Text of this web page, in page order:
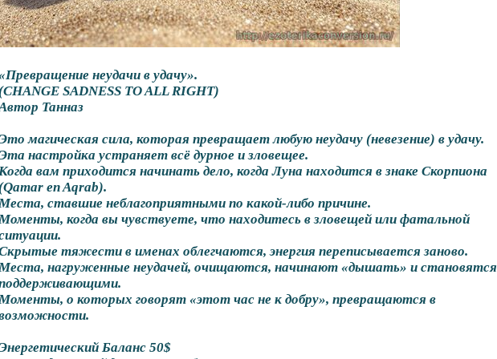
неудачи в удачу».
SADNESS TO ALL RIGHT)
Танназ
магическая сила, которая превращает любую неудачу (невезение) в удачу.
настройка устраняет всё дурное и зловещее.
вам приходится начинать дело, когда Луна находится в знаке Скорпиона
en Aqrab).
ставшие неблагоприятными по какой-либо причине.
когда вы чувствуете, что находитесь в зловещей или фатальной
тяжести в именах облегчаются, энергия переписывается заново.
нагруженные неудачей, очищаются, начинают «дышать» и становятся
о которых говорят «этот час не к добру», превращаются в
Баланс 50$